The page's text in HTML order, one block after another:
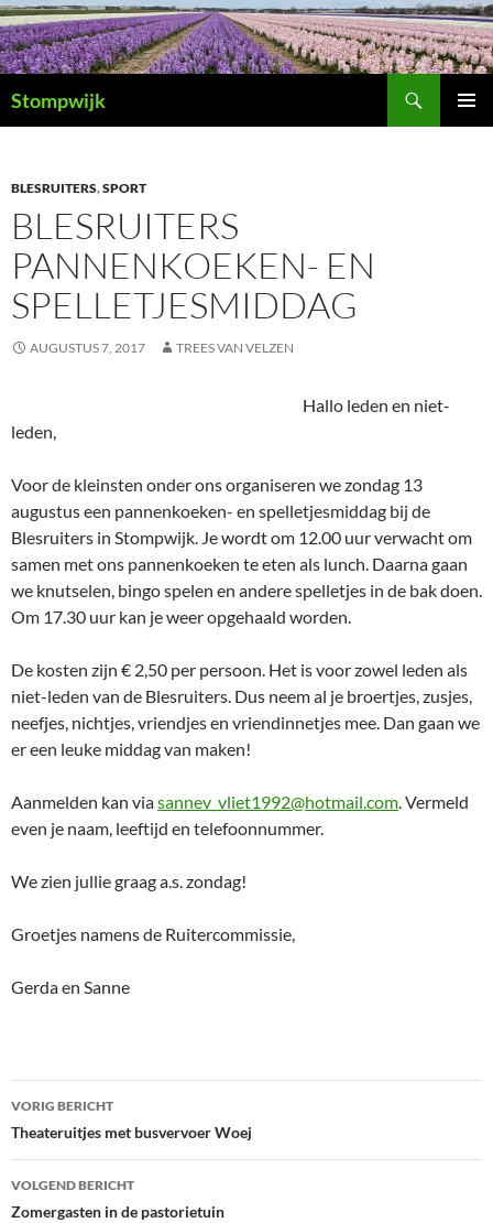
Ga
naar
de
inhoud
Stompwijk
BLESRUITERS,SPORT
BLESRUITERS
PANNENKOEKEN- EN
SPELLETJESMIDDAG
AUGUSTUS 7, 2017 TREES VAN VELZEN
Hallo leden en niet-
leden,
Voor de kleinsten onder ons organiseren we zondag 13
augustus een pannenkoeken- en spelletjesmiddag bij de
Blesruiters in Stompwijk. Je wordt om 12.00 uur verwacht om
samen met ons pannenkoeken te eten als lunch. Daarna gaan
we knutselen, bingo spelen en andere spelletjes in de bak doen.
Om 17.30 uur kan je weer opgehaald worden.
De kosten zijn € 2,50 per persoon. Het is voor zowel leden als
niet-leden van de Blesruiters. Dus neem al je broertjes, zusjes,
neefjes, nichtjes, vriendjes en vriendinnetjes mee. Dan gaan we
er een leuke middag van maken!
Aanmelden kan viasannev_vliet1992@hotmail.com. Vermeld
even je naam, leeftijd en telefoonnummer.
We zien jullie graag a.s. zondag!
Groetjes namens de Ruitercommissie,
Gerda en Sanne
Bericht
navigatie
VORIG BERICHT
Theateruitjes met busvervoer Woej
VOLGEND BERICHT
Zomergasten in de pastorietuin